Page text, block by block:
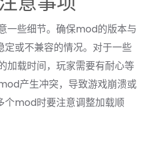
一些细节。确保mod的版本与
或不兼容的情况。对于一些
加载时间，玩家需要有耐心等
产生冲突，导致游戏崩溃或
个mod时要注意调整加载顺